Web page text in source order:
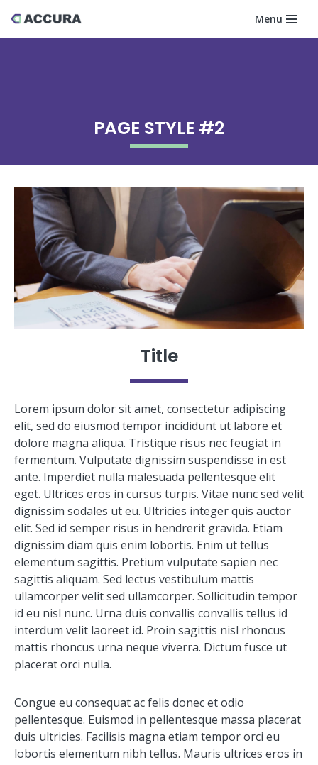
Skip
Menu
PAGE STYLE #2
Title
Lorem ipsum dolor sit amet, consectetur adipiscing
elit, sed do eiusmod tempor incididunt ut labore et
dolore magna aliqua. Tristique risus nec feugiat in
fermentum. Vulputate dignissim suspendisse in est
ante. Imperdiet nulla malesuada pellentesque elit
eget. Ultrices eros in cursus turpis. Vitae nunc sed velit
dignissim sodales ut eu. Ultricies integer quis auctor
elit. Sed id semper risus in hendrerit gravida. Etiam
dignissim diam quis enim lobortis. Enim ut tellus
elementum sagittis. Pretium vulputate sapien nec
sagittis aliquam. Sed lectus vestibulum mattis
ullamcorper velit sed ullamcorper. Sollicitudin tempor
id eu nisl nunc. Urna duis convallis convallis tellus id
interdum velit laoreet id. Proin sagittis nisl rhoncus
mattis rhoncus urna neque viverra. Dictum fusce ut
placerat orci nulla.
Congue eu consequat ac felis donec et odio
pellentesque. Euismod in pellentesque massa placerat
duis ultricies. Facilisis magna etiam tempor orci eu
lobortis elementum nibh tellus. Mauris ultrices eros in